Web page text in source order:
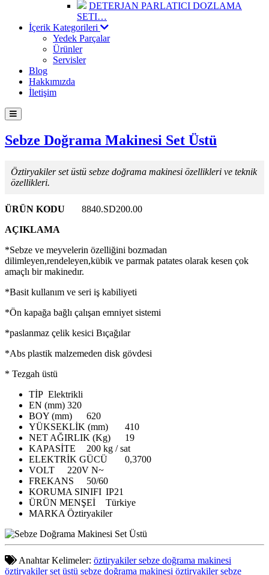
DETERJAN PARLATICI DOZLAMA
SETI…
İçerik Kategorileri
Yedek Parçalar
Ürünler
Servisler
Blog
Hakkımızda
İletişim
Sebze Doğrama Makinesi Set Üstü
Öztiryakiler set üstü sebze doğrama makinesi özellikleri ve teknik
özellikleri.
ÜRÜN KODU
8840.SD200.00
AÇIKLAMA
*Sebze ve meyvelerin özelliğini bozmadan
dilimleyen,rendeleyen,kübik ve parmak patates olarak kesen çok
amaçlı bir makinedır.
*Basit kullanım ve seri iş kabiliyeti
*Ön kapağa bağlı çalışan emniyet sistemi
*paslanmaz çelik kesici Bıçağılar
*Abs plastik malzemeden disk gövdesi
* Tezgah üstü
TİP Elektrikli
EN (mm) 320
BOY (mm)
620
YÜKSEKLİK (mm)
410
NET AĞIRLIK (Kg)
19
KAPASİTE
200 kg / sat
ELEKTRİK GÜCÜ
0,3700
VOLT
220V N~
FREKANS
50/60
KORUMA SINIFI IP21
ÜRÜN MENŞEİ
Türkiye
MARKA Öztiryakiler
Anahtar Kelimeler: öztiryakiler sebze doğrama makinesi
öztiryakiler set üstü sebze doğrama makinesi öztiryakiler sebze